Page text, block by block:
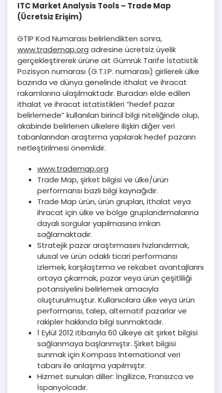
ITC Market Analysis Tools – Trade Map
(Ücretsiz Erişim)
GTIP Kod Numarası belirlendikten sonra,
www.trademap.org adresine ücretsiz üyelik
gerçekleştirerek ürüne ait Gümrük Tarife İstatistik
Pozisyon numarası (G.T.I.P. numarası) girilerek ülke
bazında ve dünya genelinde ithalat ve ihracat
rakamlarına ulaşılmaktadır. Buradan elde edilen
ithalat ve ihracat istatistikleri “hedef pazar
belirlemede” kullanılan birincil bilgi niteliğinde olup,
akabinde belirlenen ülkelere ilişkin diğer veri
tabanlarından araştırma yapılarak hedef pazarın
netleştirilmesi önemlidir.
www.trademap.org
Trade Map, şirket bilgisi ve ülke/ürün
performansı bazlı bilgi kaynağıdır.
Trade Map ürün, ürün grupları, ithalat veya
ihracat için ülke ve bölge gruplandırmalarına
dayalı sorgular yapılmasına imkan
sağlamaktadır.
Stratejik pazar araştırmasını hızlandırmak,
ulusal ve ürün odaklı ticari performansı
izlemek, karşılaştırma ve rekabet avantajlarını
ortaya çıkarmak, pazar veya ürün çeşitliliği
potansiyelini belirlemek amacıyla
oluşturulmuştur. Kullanıcılara ülke veya ürün
performansı, talep, alternatif pazarlar ve
rakipler hakkında bilgi sunmaktadır.
1 Eylül 2012 itibarıyla 60 ülkeye ait şirket bilgisi
sağlanmaya başlanmıştır. Şirket bilgisi
sunmak için Kompass International veri
tabanı ile anlaşma yapılmıştır.
Hizmet sunulan diller: İngilizce, Fransızca ve
İspanyolcadır.